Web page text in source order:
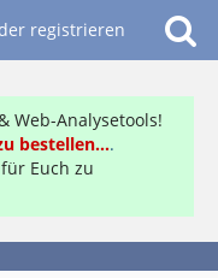
registrieren
Web-Analysetools!
bestellen....
für Euch zu